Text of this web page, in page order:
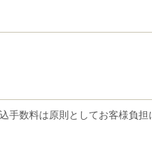
数料は原則としてお客様負担